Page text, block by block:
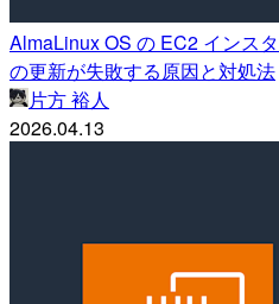
AlmaLinux OS の EC2 インス
の更新が失敗する原因と対処法
片方 裕人
2026.04.13